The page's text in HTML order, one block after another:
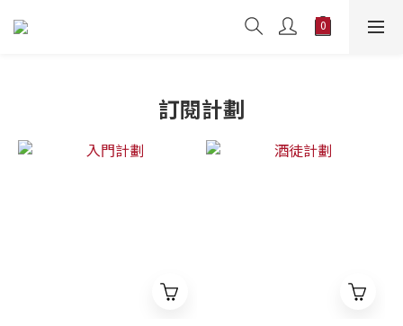
訂閱計劃